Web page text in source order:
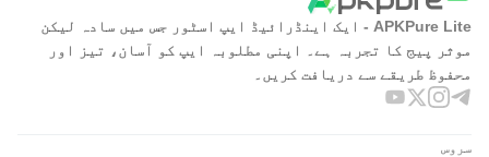
APKPure Lite - ایک اینڈرائیڈ ایپ اسٹور جس میں سادہ لیکن
موثر پیج کا تجربہ ہے۔ اپنی مطلوبہ ایپ کو آسان، تیز اور
محفوظ طریقے سے دریافت کریں۔
سروس